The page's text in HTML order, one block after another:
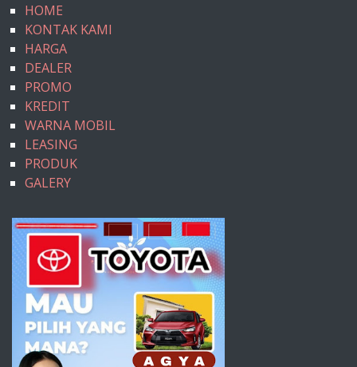
HOME
KONTAK KAMI
HARGA
DEALER
PROMO
KREDIT
WARNA MOBIL
LEASING
PRODUK
GALERY